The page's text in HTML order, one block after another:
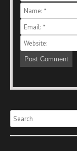
Search